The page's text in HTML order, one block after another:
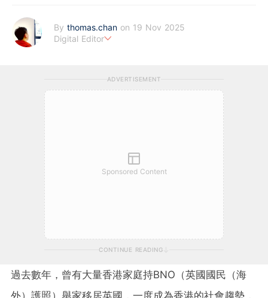
By thomas.chan on 19 Nov 2025
Digital Editor
ADVERTISEMENT
Sponsored Content
CONTINUE READING
過去數年，曾有大量香港家庭持BNO（英國國民（海
外）護照）舉家移居英國，一度成為香港的社會趨勢，